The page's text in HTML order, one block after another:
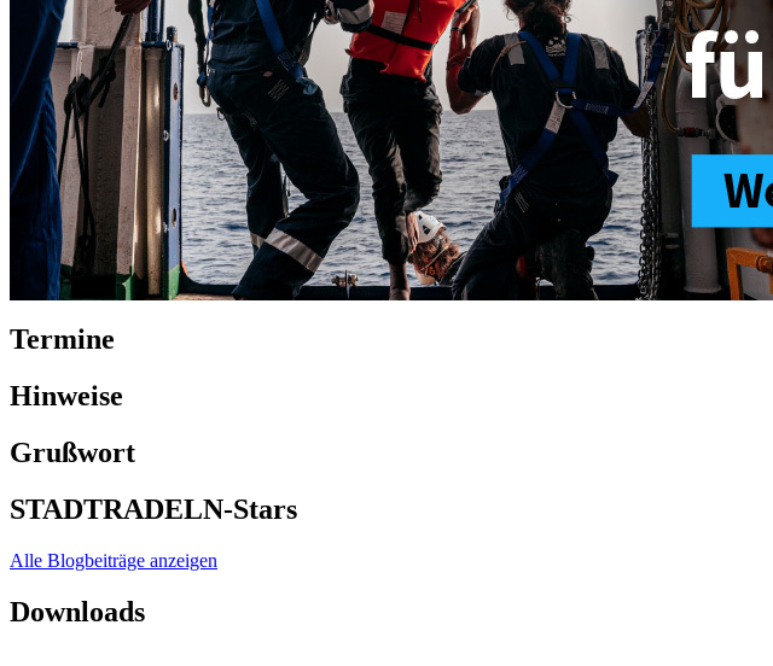
Termine
Hinweise
Grußwort
STADTRADELN-Stars
Alle Blogbeiträge anzeigen
Downloads